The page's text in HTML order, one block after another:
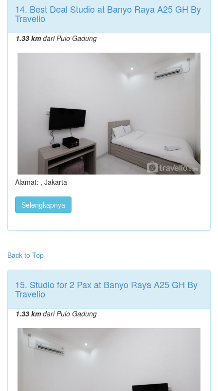
14. Best Deal Studio at Banyo Raya A25 GH By
Travelio
1.33 kmdari Pulo Gadung
Alamat: , Jakarta
Selengkapnya
Back to Top
15. Studio for 2 Pax at Banyo Raya A25 GH By
Travelio
1.33 kmdari Pulo Gadung